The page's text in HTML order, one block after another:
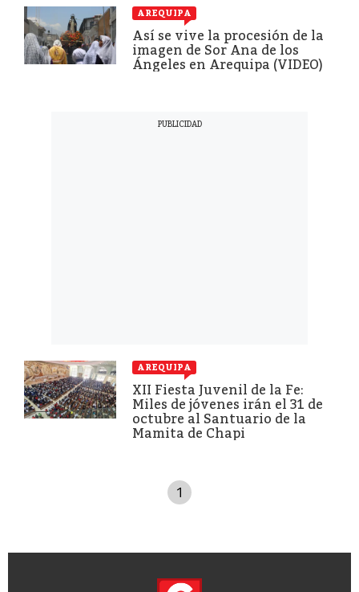
AREQUIPA
Así se vive la procesión de la
imagen de Sor Ana de los
Ángeles en Arequipa (VIDEO)
AREQUIPA
XII Fiesta Juvenil de la Fe:
Miles de jóvenes irán el 31 de
octubre al Santuario de la
Mamita de Chapi
1